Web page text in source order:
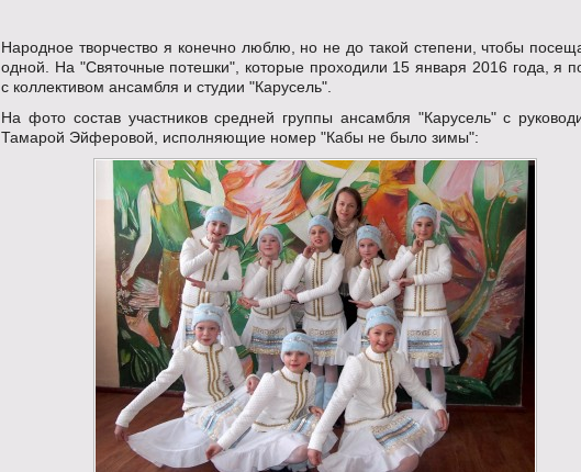
Народное творчество я конечно люблю, но не до такой степени, чтобы
одной. На "Святочные потешки", которые проходили 15 января 2016 года, я
с коллективом ансамбля и студии "Карусель".
На фото состав участников средней группы ансамбля "Карусель" с
Тамарой Эйферовой, исполняющие номер "Кабы не было зимы":